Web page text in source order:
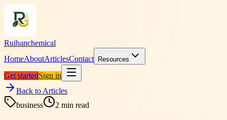
Ruihanchemical
HomeAboutArticlesContact Resources
Get startedSign in
Back to Articles
business
2 min read